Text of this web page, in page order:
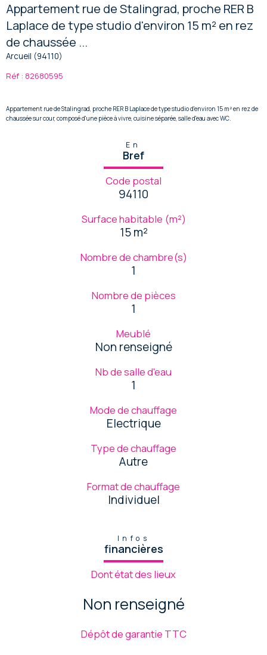
Appartement rue de Stalingrad, proche RER B
Laplace de type studio d'environ 15 m² en rez
de chaussée ...
Arcueil (94110)
Réf : 82680595
Appartement rue de Stalingrad, proche RER B Laplace de type studio d'environ 15 m² en rez de
chaussée sur cour, composé d'une pièce à vivre, cuisine séparée, salle d'eau avec WC.
En
Bref
Code postal
94110
Surface habitable (m²)
15 m²
Nombre de chambre(s)
1
Nombre de pièces
1
Meublé
Non renseigné
Nb de salle d'eau
1
Mode de chauffage
Electrique
Type de chauffage
Autre
Format de chauffage
Individuel
Infos
financières
Dont état des lieux
Non renseigné
Dépôt de garantie TTC